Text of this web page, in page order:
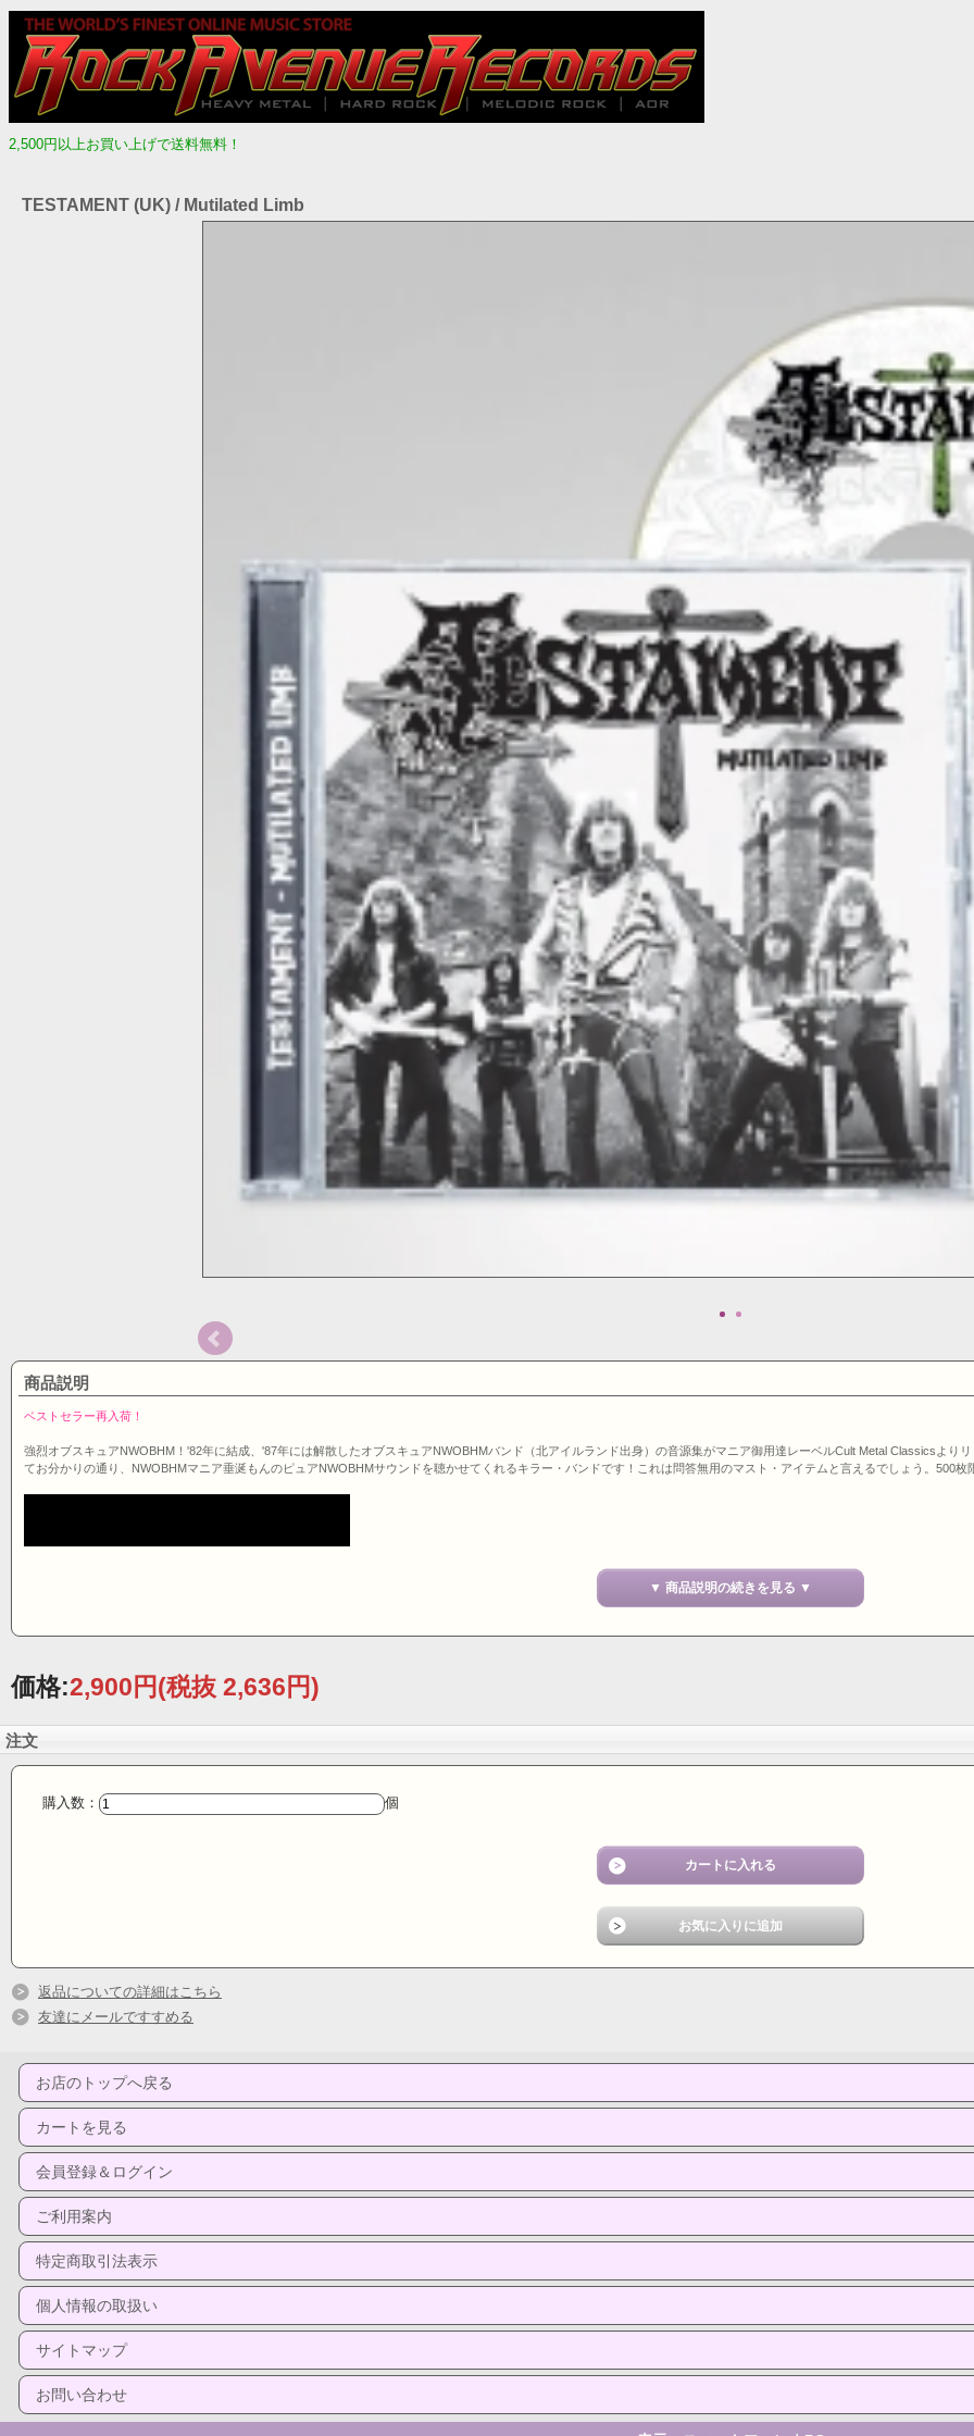
2,500円以上お買い上げで送料無料！
TESTAMENT (UK) / Mutilated Limb
商品説明
ベストセラー再入荷！
強烈オブスキュアNWOBHM！'82年に結成、'87年には解散したオブスキュアNWOBHMバンド（北アイルランド出身）の音源集がマニア御用達レーベルCult Metal Classicsより
てお分かりの通り、NWOBHMマニア垂涎もんのピュアNWOBHMサウンドを聴かせてくれるキラー・バンドです！これは問答無用のマスト・アイテムと言えるでしょう。500枚
▼ 商品説明の続きを見る ▼
価格:2,900円(税抜 2,636円)
注文
購入数： 個
返品についての詳細はこちら
友達にメールですすめる
お店のトップへ戻る
カートを見る
会員登録＆ログイン
ご利用案内
特定商取引法表示
個人情報の取扱い
サイトマップ
お問い合わせ